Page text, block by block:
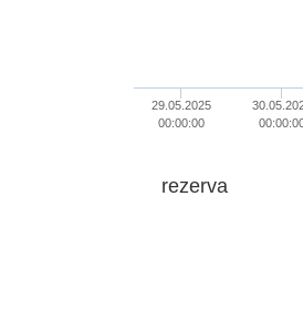
29.05.2025
00:00:00
rezerva